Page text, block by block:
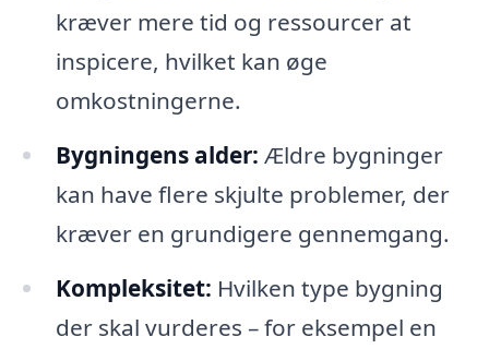
kræver mere tid og ressourcer at
inspicere, hvilket kan øge
omkostningerne.
Bygningens alder: Ældre bygninger
kan have flere skjulte problemer, der
kræver en grundigere gennemgang.
Kompleksitet: Hvilken type bygning
der skal vurderes – for eksempel en